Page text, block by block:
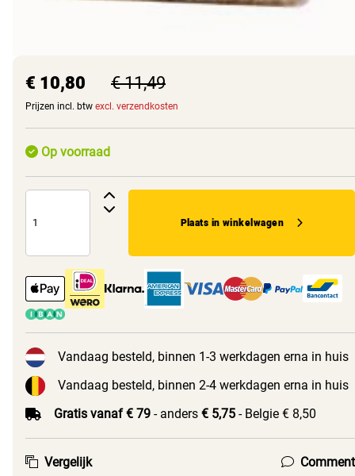
€ 10,80 € 11,49
Prijzen incl. btw excl. verzendkosten
Op voorraad
Plaats in winkelwagen
Vandaag besteld, binnen 1-3 werkdagen erna in huis
Vandaag besteld, binnen 2-4 werkdagen erna in huis
Gratis vanaf € 79 - anders € 5,75 - Belgie € 8,50
Vergelijk Comment